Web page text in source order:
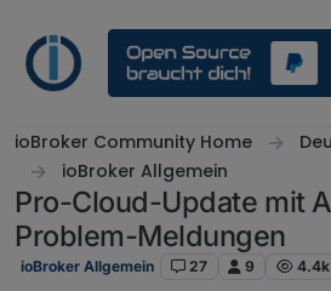
ioBroker Community Home
ioBroker Allgemein
Pro-Cloud-Update mit
Problem-Meldungen
ioBroker Allgemein 27 9 4.4k